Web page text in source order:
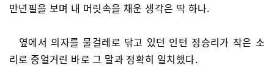
만년필을 보며 내 머릿속을 채운 생각은 딱 하나.
옆에서 의자를 물걸레로 닦고 있던 인턴 정승리가 작은 소
리로 중얼거린 바로 그 말과 정확히 일치했다.